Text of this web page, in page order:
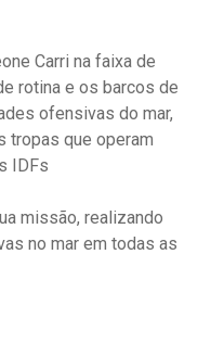
Carri na faixa de
rotina e os barcos de
ofensivas do mar,
tropas que operam
IDFs
missão, realizando
no mar em todas as